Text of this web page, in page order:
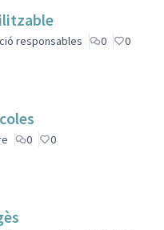
responsables 0 0
0 0